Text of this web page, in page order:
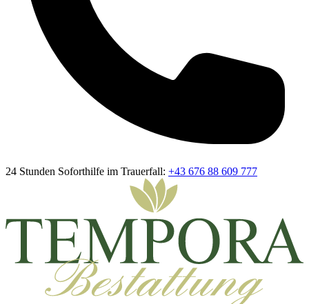
24 Stunden Soforthilfe im Trauerfall: +43 676 88 609 777